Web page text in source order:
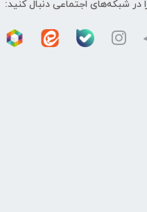
در شبکه‌های اجتماعی دنبال کنید: